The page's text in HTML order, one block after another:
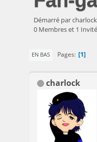
Démarré par
0 Membres et 1
EN BAS Pages 1
charlock